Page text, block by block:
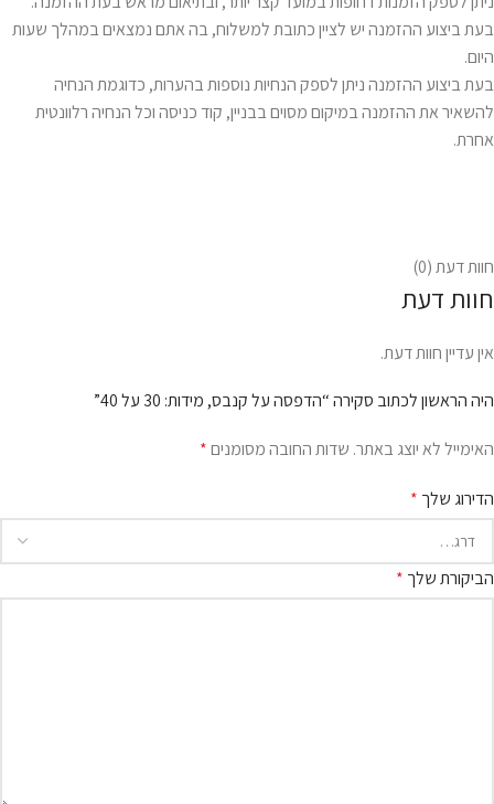
בעת ביצוע ההזמנה יש לציין כתובת למשלוח, בה אתם נמצאים במהלך שעות
היום.
בעת ביצוע ההזמנה ניתן לספק הנחיות נוספות בהערות, כדוגמת הנחיה
להשאיר את ההזמנה במיקום מסוים בבניין, קוד כניסה וכל הנחיה רלוונטית
אחרת.
חוות דעת (0)
חוות דעת
אין עדיין חוות דעת.
היה הראשון לכתוב סקירה “הדפסה על קנבס, מידות: 30 על 40”
האימייל לא יוצג באתר. שדות החובה מסומנים*
הדירוג שלך *
הביקורת שלך *